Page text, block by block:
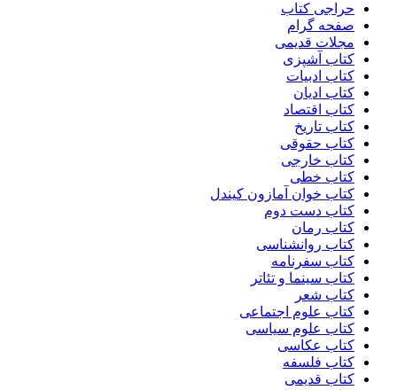
حراجی کتاب
صفحه گرام
مجلات قدیمی
کتاب آشپزی
کتاب ادبیات
کتاب ادیان
کتاب اقتصاد
کتاب تاریخ
کتاب حقوقی
کتاب خارجی
کتاب خطی
کتاب خوان آمازون کیندل
کتاب دست دوم
کتاب رمان
کتاب روانشناسی
کتاب سفرنامه
کتاب سینما و تئاتر
کتاب شعر
کتاب علوم اجتماعی
کتاب علوم سیاسی
کتاب عکاسی
کتاب فلسفه
کتاب قدیمی